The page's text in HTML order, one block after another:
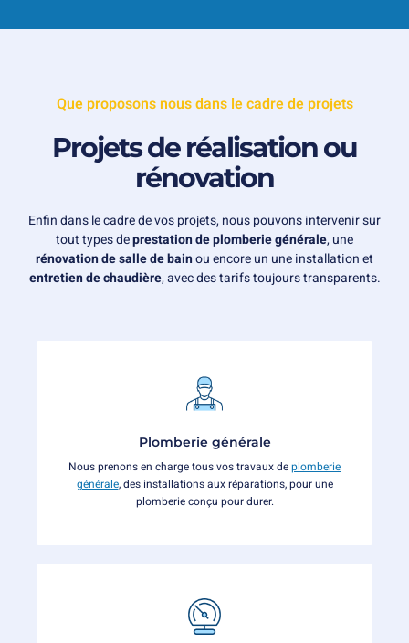
Que proposons nous dans le cadre de projets
Projets de réalisation ou
rénovation
Enfin dans le cadre de vos projets, nous pouvons intervenir sur
tout types deprestation de plomberie générale, une
rénovation de salle de bainou encore un une installation et
entretien de chaudière, avec des tarifs toujours transparents.
Plomberie générale
Nous prenons en charge tous vos travaux deplomberie
générale, des installations aux réparations, pour une
plomberie conçu pour durer.